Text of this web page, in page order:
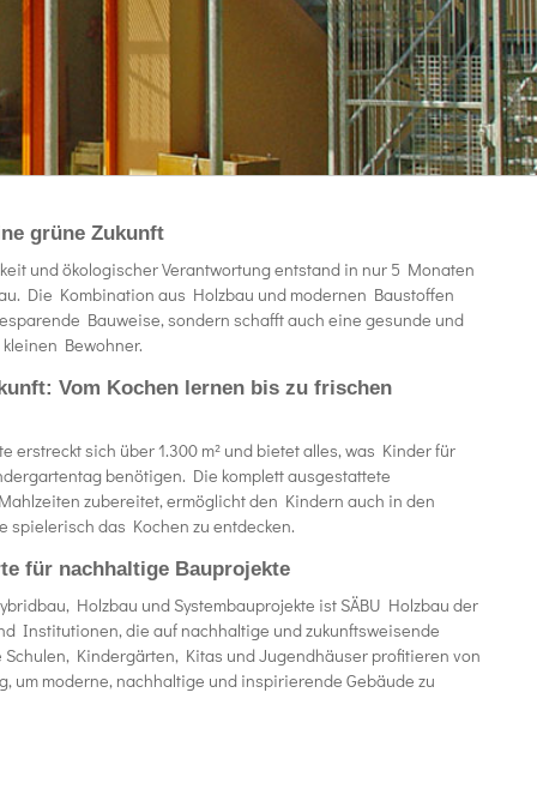
grüne Zukunft
und ökologischer Verantwortung entstand in nur 5 Monaten
Die Kombination aus Holzbau und modernen Baustoffen
Bauweise, sondern schafft auch eine gesunde und
Bewohner.
Vom Kochen lernen bis zu frischen
erstreckt sich über 1.300 m² und bietet alles, was Kinder für
benötigen. Die komplett ausgestattete
zubereitet, ermöglicht den Kindern auch in den
spielerisch das Kochen zu entdecken.
für nachhaltige Bauprojekte
Holzbau und Systembauprojekte ist SÄBU Holzbau der
Institutionen, die auf nachhaltige und zukunftsweisende
Kindergärten, Kitas und Jugendhäuser profitieren von
um moderne, nachhaltige und inspirierende Gebäude zu